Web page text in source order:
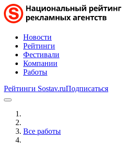
Новости
Рейтинги
Фестивали
Компании
Работы
Рейтинги Sostav.ruПодписаться
Все работы